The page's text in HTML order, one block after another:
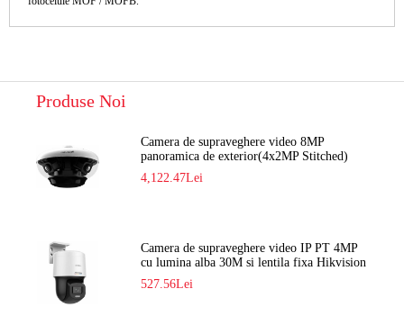
Produse Noi
Camera de supraveghere video 8MP
panoramica de exterior(4x2MP Stitched)
Navaio NGC-7482PR
4,122.47Lei
Camera de supraveghere video IP PT 4MP
cu lumina alba 30M si lentila fixa Hikvision
DS-2DE2C400SCG-E F1
527.56Lei